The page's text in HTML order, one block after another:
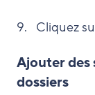
Cliquez
Ajouter des
dossiers